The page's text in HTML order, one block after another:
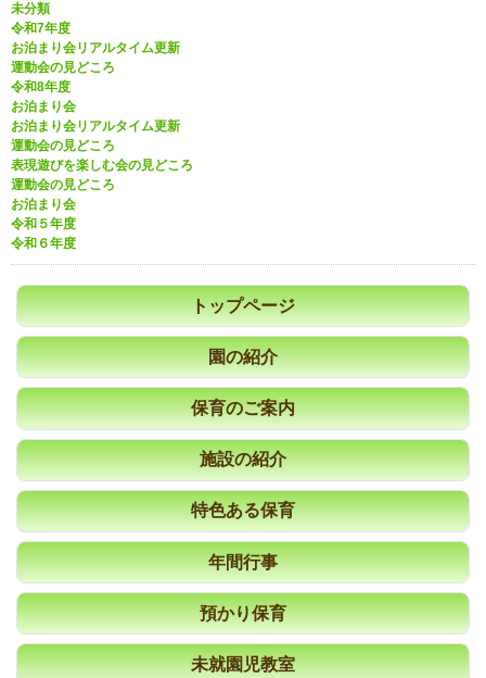
未分類
令和7年度
お泊まり会リアルタイム更新
運動会の見どころ
令和8年度
お泊まり会
お泊まり会リアルタイム更新
運動会の見どころ
表現遊びを楽しむ会の見どころ
運動会の見どころ
お泊まり会
令和５年度
令和６年度
トップページ
園の紹介
保育のご案内
施設の紹介
特色ある保育
年間行事
預かり保育
未就園児教室